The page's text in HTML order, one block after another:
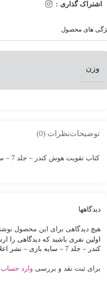
اشتراک گذاری :
های محصول
وزن
توضیحاتنظرات (0)
کتاب تقویت هوش کندر – جلد 7 – سایه بازی – نشر اعلایی
دیدگاهها
هیچ دیدگاهی برای این محصول
اولین نفری باشید که دیدگاهی
کندر – جلد 7 – سایه بازی – نشر اعلایی”
برای ثبت نقد و بررسی وارد حساب